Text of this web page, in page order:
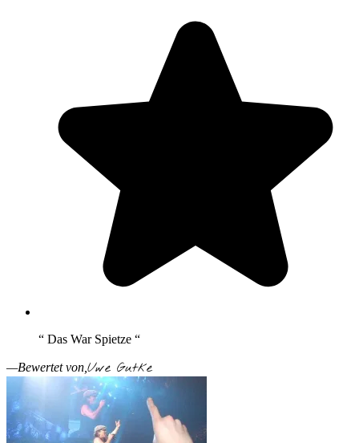
“ Das War Spietze “
—Bewertet von, Uwe Gutke